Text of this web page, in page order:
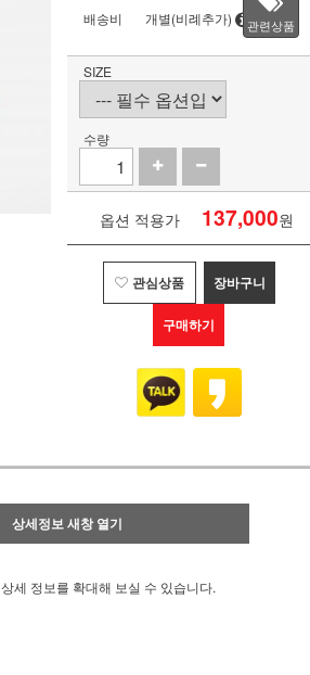
배송비
개별(비례추가) 관련상품
SIZE
수량
옵션 적용가 137,000원
관심상품 장바구니
구매하기
상세정보 새창 열기
상세 정보를 확대해 보실 수 있습니다.